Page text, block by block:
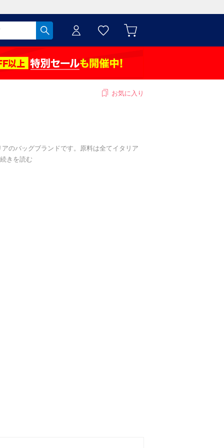
お気に入り
のバッグブランドです。原料は全てイタリア
続きを読む